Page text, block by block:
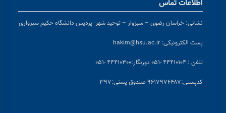
اطلاعات تماس
نشانی: خراسان رضوی – سبزوار – توحید شهر- پردیس دانشگاه حکیم سبزواری
پست الکترونیکی: hakim@hsu.ac.ir
تلفن : ۴۴۴۱۰۱۰۴ -۰۵۱ دورنگار:۴۴۴۱۰۳۰۰ -۰۵۱
کدپستی:۹۶۱۷۹۷۶۴۸۷ صندوق پستی:۳۹۷